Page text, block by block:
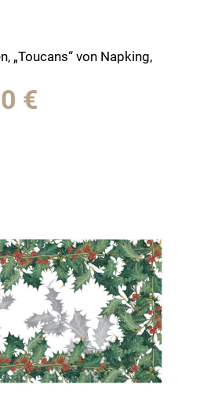
„Toucans“ von Napking,
€